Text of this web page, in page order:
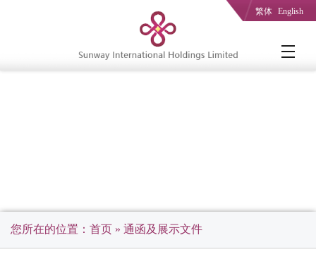
繁体 English
您所在的位置： 首页 » 通函及展示文件